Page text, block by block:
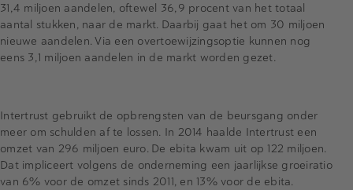
31,4 miljoen aandelen, oftewel 36,9 procent van het totaal
aantal stukken, naar de markt. Daarbij gaat het om 30 miljoen
nieuwe aandelen. Via een overtoewijzingsoptie kunnen nog
eens 3,1 miljoen aandelen in de markt worden gezet.
Intertrust gebruikt de opbrengsten van de beursgang onder
meer om schulden af te lossen. In 2014 haalde Intertrust een
omzet van 296 miljoen euro. De ebita kwam uit op 122 miljoen.
Dat impliceert volgens de onderneming een jaarlijkse groeiratio
van 6% voor de omzet sinds 2011, en 13% voor de ebita.